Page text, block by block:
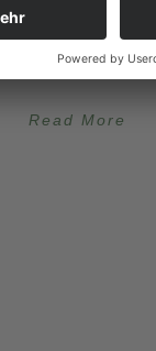
unseren
der Linie 308 als
Read More